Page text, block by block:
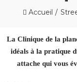
Accueil
La Clinique de la
idéals à la pratique
attache qui vous
Bonjour !